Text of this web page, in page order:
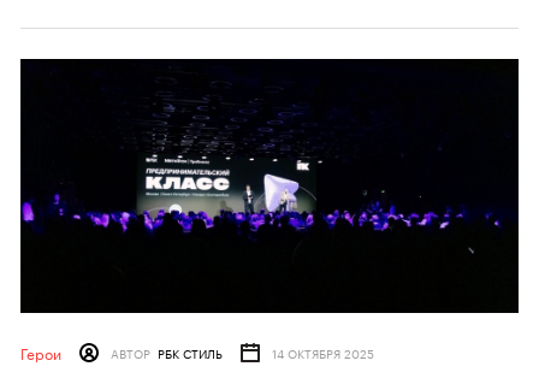
Герои АВТОР РБК СТИЛЬ 14 ОКТЯБРЯ 2025